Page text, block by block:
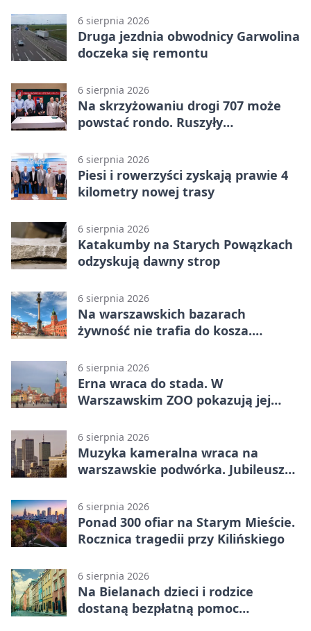
6 sierpnia 2026
Druga jezdnia obwodnicy Garwolina
doczeka się remontu
6 sierpnia 2026
Na skrzyżowaniu drogi 707 może
powstać rondo. Ruszyły
6 sierpnia 2026
Piesi i rowerzyści zyskają prawie 4
kilometry nowej trasy
6 sierpnia 2026
Katakumby na Starych Powązkach
odzyskują dawny strop
6 sierpnia 2026
Na warszawskich bazarach
żywność nie trafia do kosza.
6 sierpnia 2026
Erna wraca do stada. W
Warszawskim ZOO pokazują jej
6 sierpnia 2026
Muzyka kameralna wraca na
warszawskie podwórka. Jubileusz
6 sierpnia 2026
Ponad 300 ofiar na Starym Mieście.
Rocznica tragedii przy Kilińskiego
6 sierpnia 2026
Na Bielanach dzieci i rodzice
dostaną bezpłatną pomoc